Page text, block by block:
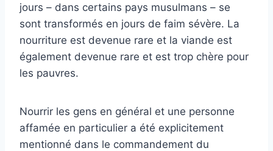
jours – dans certains pays musulmans – se
sont transformés en jours de faim sévère. La
nourriture est devenue rare et la viande est
également devenue rare et est trop chère pour
les pauvres.
Nourrir les gens en général et une personne
affamée en particulier a été explicitement
mentionné dans le commandement du